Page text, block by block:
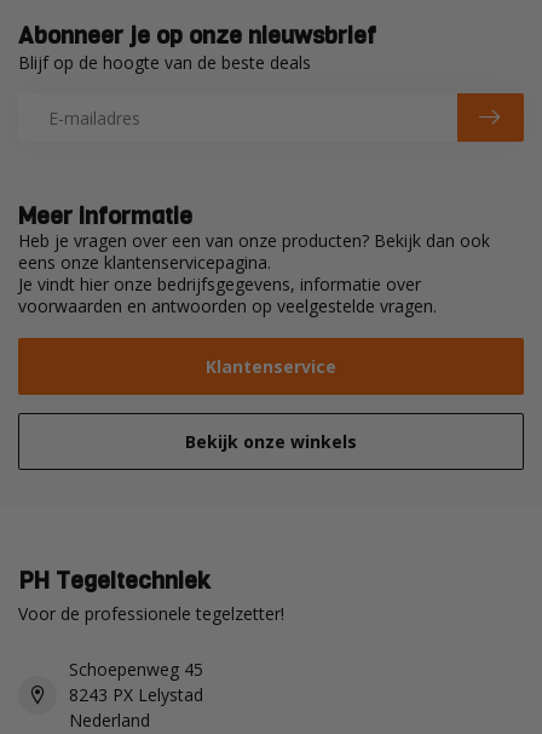
Meer informatie
Heb je vragen over een van onze producten? Bekijk dan ook
eens onze klantenservicepagina.
Je vindt hier onze bedrijfsgegevens, informatie over
voorwaarden en antwoorden op veelgestelde vragen.
Klantenservice
Bekijk onze winkels
Abonneer je op onze nieuwsbrief
Blijf op de hoogte van de beste deals
PH Tegeltechniek
Voor de professionele tegelzetter!
Schoepenweg 45
8243 PX Lelystad
Nederland